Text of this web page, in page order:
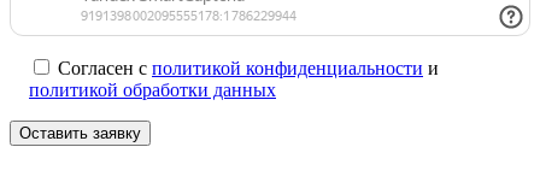
Согласен с политикой конфиденциальности и
политикой обработки данных